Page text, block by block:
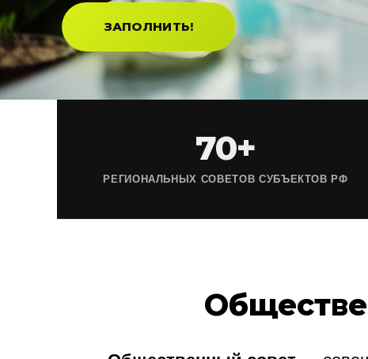
ЗАПОЛНИТЬ!
70+
РЕГИОНАЛЬНЫХ СОВЕТОВ СУБЪЕКТОВ РФ